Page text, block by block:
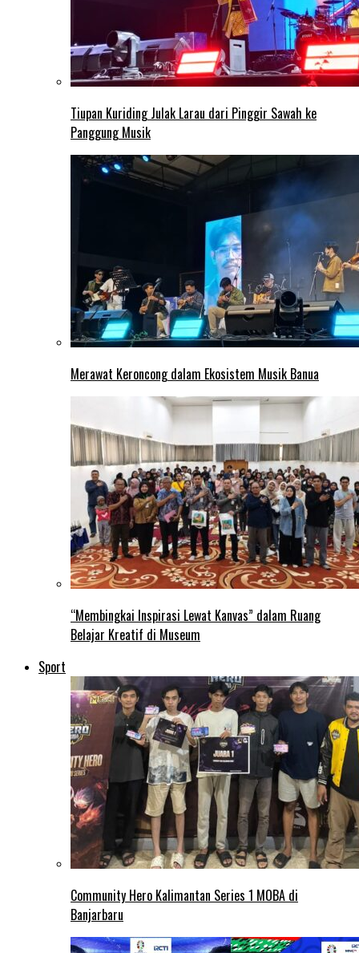
Tiupan Kuriding Julak Larau dari Pinggir Sawah ke
Panggung Musik
Merawat Keroncong dalam Ekosistem Musik Banua
“Membingkai Inspirasi Lewat Kanvas” dalam Ruang
Belajar Kreatif di Museum
Sport
Community Hero Kalimantan Series 1 MOBA di
Banjarbaru